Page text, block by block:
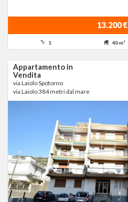
13.200 €
1 40 m²
Appartamento in
Vendita
via Laiolo Spotorno
via Laiolo 384 metri dal mare